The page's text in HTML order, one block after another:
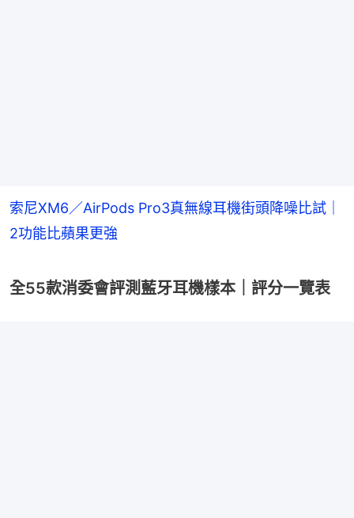
索尼XM6／AirPods Pro3真無線耳機街頭降噪比試｜
2功能比蘋果更強
全55款消委會評測藍牙耳機樣本｜評分一覽表